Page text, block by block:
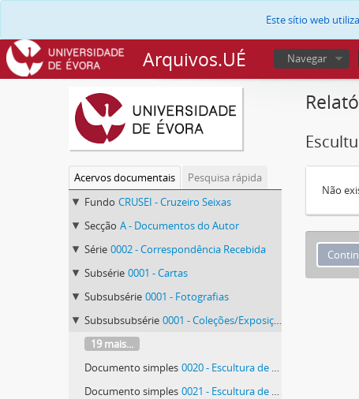
Este sítio web
Arquivos.UÉ Navegar
Acervos documentais
Pesquisa rápida
Fundo CRUSEI - Cruzeiro Seixas
Secção A - Documentos do Autor
Série 0002 - Correspondência Recebida
Subsérie 0001 - Cartas
Subsubsérie 0001 - Fotografias
Subsubsubsérie 0001 - Coleções/Exposições
19 mais...
Documento simples 0020 - Escultura de Manuel Patinha exposta no Ateneo de Ferrol
Documento simples 0021 - Escultura de Manuel Patinha exposta no Ateneo de Ferrol
Não